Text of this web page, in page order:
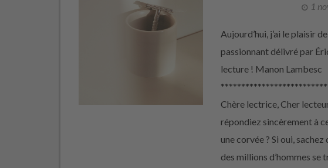
1
Aujourd’hui, j’ai le plaisir
passionnant délivré par
lecture ! Manon Lambesc
Chère lectrice, Cher
répondiez sincèrement à
une corvée ? Si oui, sachez
des millions d’hommes se